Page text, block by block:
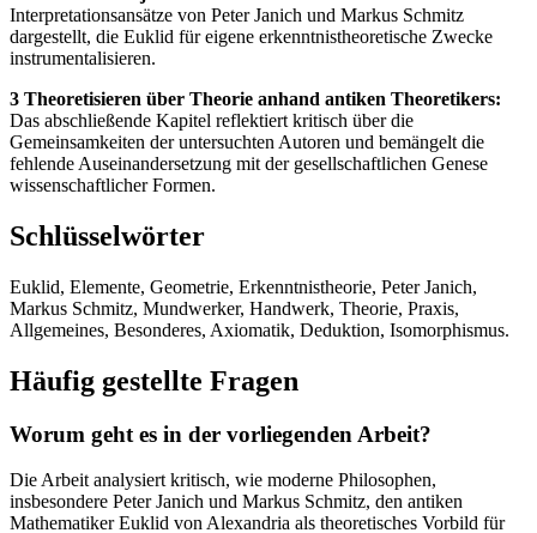
Interpretationsansätze von Peter Janich und Markus Schmitz
dargestellt, die Euklid für eigene erkenntnistheoretische Zwecke
instrumentalisieren.
3 Theoretisieren über Theorie anhand antiken Theoretikers:
Das abschließende Kapitel reflektiert kritisch über die
Gemeinsamkeiten der untersuchten Autoren und bemängelt die
fehlende Auseinandersetzung mit der gesellschaftlichen Genese
wissenschaftlicher Formen.
Schlüsselwörter
Euklid, Elemente, Geometrie, Erkenntnistheorie, Peter Janich,
Markus Schmitz, Mundwerker, Handwerk, Theorie, Praxis,
Allgemeines, Besonderes, Axiomatik, Deduktion, Isomorphismus.
Häufig gestellte Fragen
Worum geht es in der vorliegenden Arbeit?
Die Arbeit analysiert kritisch, wie moderne Philosophen,
insbesondere Peter Janich und Markus Schmitz, den antiken
Mathematiker Euklid von Alexandria als theoretisches Vorbild für